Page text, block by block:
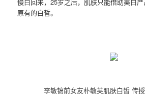
原有的白皙。
李敏镐前女友朴敏英肌肤白皙 传